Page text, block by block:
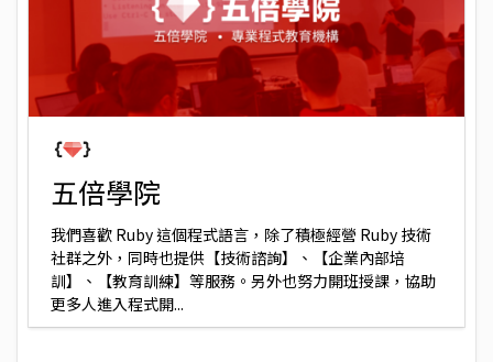
五倍學院
我們喜歡 Ruby 這個程式語言，除了積極經營 Ruby 技術
社群之外，同時也提供【技術諮詢】、【企業內部培
訓】、【教育訓練】等服務。另外也努力開班授課，協助
更多人進入程式開...